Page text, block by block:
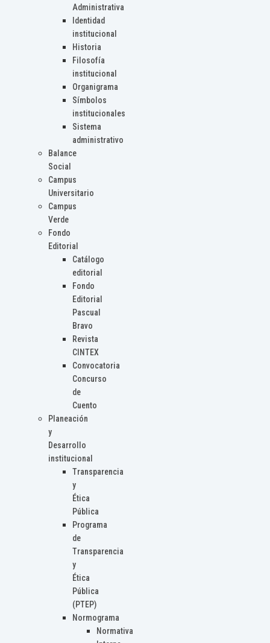
Administrativa
Identidad
institucional
Historia
Filosofía
institucional
Organigrama
Símbolos
institucionales
Sistema
administrativo
Balance
Social
Campus
Universitario
Campus
Verde
Fondo
Editorial
Catálogo
editorial
Fondo
Editorial
Pascual
Bravo
Revista
CINTEX
Convocatoria
Concurso
de
Cuento
Planeación
y
Desarrollo
institucional
Transparencia
y
Ética
Pública
Programa
de
Transparencia
y
Ética
Pública
(PTEP)
Normograma
Normativa